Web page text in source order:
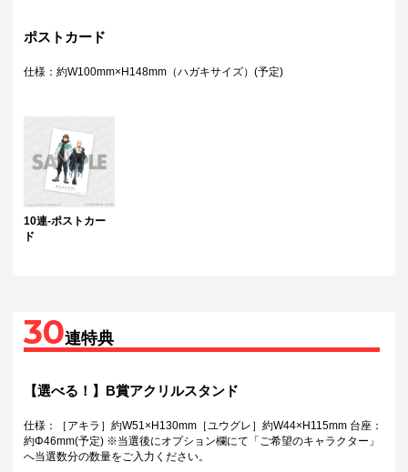
ポストカード
仕様：約W100mm×H148mm（ハガキサイズ）(予定)
10連-ポストカー
ド
30連特典
【選べる！】B賞アクリルスタンド
仕様：［アキラ］約W51×H130mm［ユウグレ］約W44×H115mm 台座：
約Φ46mm(予定) ※当選後にオプション欄にて「ご希望のキャラクター」
へ当選数分の数量をご入力ください。